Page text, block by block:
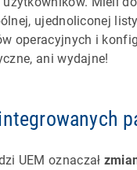
ujednoliconej
operacyjnych i
ani wydajne!
UEM oznaczał